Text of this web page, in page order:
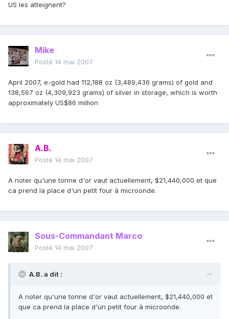
US les atteignent?
Mike
Posté 14 mai 2007
April 2007, e-gold had 112,188 oz (3,489,436 grams) of gold and
138,567 oz (4,309,923 grams) of silver in storage, which is worth
approximately US$86 million
A.B.
Posté 14 mai 2007
A noter qu'une tonne d'or vaut actuellement, $21,440,000 et que
ca prend la place d'un petit four à microonde.
Sous-Commandant Marco
Posté 14 mai 2007
A.B. a dit :
A noter qu'une tonne d'or vaut actuellement, $21,440,000 et
que ca prend la place d'un petit four à microonde.